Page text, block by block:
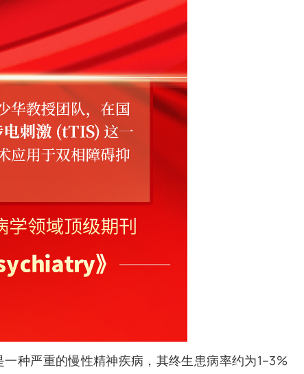
种严重的慢性精神疾病，其终生患病率约为1–3%